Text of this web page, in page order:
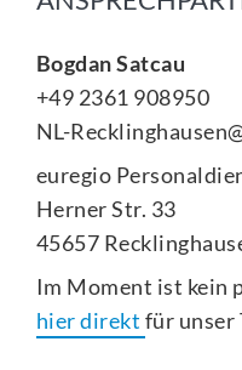
Bogdan Satcau
+49 2361 908950
NL-
euregio
Herner Str. 33
45657
Im Moment ist kein
hier direkt für unser